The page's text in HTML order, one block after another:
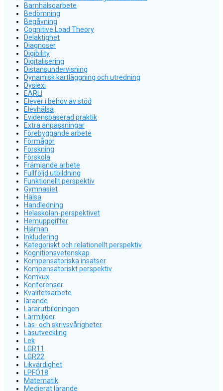
Barnhälsoarbete
Bedömning
Begåvning
Cognitive Load Theory
Delaktighet
Diagnoser
Digibility
Digitalisering
Distansundervisning
Dynamisk kartläggning och utredning
Dyslexi
EARLI
Elever i behov av stöd
Elevhälsa
Evidensbaserad praktik
Extra anpassningar
Förebyggande arbete
Förmågor
Forskning
Förskola
Främjande arbete
Fullföljd utbildning
Funktionellt perspektiv
Gymnasiet
Hälsa
Handledning
Helaskolan-perspektivet
Hemuppgifter
Hjärnan
Inkludering
Kategoriskt och relationellt perspektiv
Kognitionsvetenskap
Kompensatoriska insatser
Kompensatoriskt perspektiv
Komvux
Konferenser
Kvalitetsarbete
lärande
Lärarutbildningen
Lärmiljöer
Läs- och skrivsvårigheter
Läsutveckling
Lek
LGR11
LGR22
Likvärdighet
LPFÖ18
Matematik
Medierat lärande